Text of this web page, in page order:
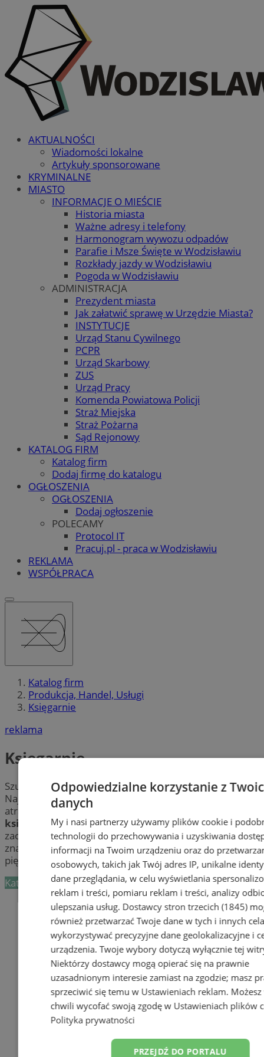
AKTUALNOŚCI
Wiadomości lokalne
Artykuły sponsorowane
KRYMINALNE
MIASTO
INFORMACJE O MIEŚCIE
Historia miasta
Ważne adresy i telefony
Harmonogram wywozu odpadów
Parafie i Msze Święte w Wodzisławiu
Rozkłady jazdy w Wodzisławiu
Pogoda w Wodzisławiu
ADMINISTRACJA
Prezydent miasta
Jak załatwić sprawę w Urzędzie Miasta?
INSTYTUCJE
Urząd Stanu Cywilnego
PCPR
Urząd Skarbowy
ZUS
Urząd Pracy
Komenda Powiatowa Policji
Straż Miejska
Straż Pożarna
Sąd Rejonowy
KATALOG FIRM
Katalog firm
Dodaj firmę do katalogu
OGŁOSZENIA
OGŁOSZENIA
Dodaj ogłoszenie
POLECAMY
Protocol IT
Pracuj.pl - praca w Wodzisławiu
REKLAMA
WSPÓŁPRACA
Katalog firm
Produkcja, Handel, Usługi
Księgarnie
reklama
Księgarnie
Szukasz taniejksięgarni? Jesteś molem książkowym?
Największy wybór bestsellerowych pozycji w
atrakcyjnych cenach znajdziesz w wybranych
księgarniach w Wodzisławiu. Poznaj najlepiej
zaopatrzoneksięgarniew mieście Wodzisław, gdzie
znajdziesz najlepsze poradniki, słowniki i literaturę
piękną.
Kategoria nie zawiera żadnych prezentacji firm.
Dodaj firmę
Pozostałe firmy w kategorii
reklama
Tworzenie stron www -
Wodzisław Śląski
reklama
Odpowiedzialne korzystanie z
danych
My i nasi partnerzy używamy plików cookie i
technologii do przechowywania i uzyskiwania
informacji na Twoim urządzeniu oraz do
osobowych, takich jak Twój adres IP, unikalne
dane przeglądania, w celu wyświetlania
reklam i treści, pomiaru reklam i treści, analizy
ulepszania usług. Dostawcy stron trzecich (1845)
również przetwarzać Twoje dane w tych i innych
wykorzystywać precyzyjne dane geolokalizacyjne i
urządzenia. Twoje wybory dotyczą wyłącznie tej
Niektórzy dostawcy mogą opierać się na prawnie
uzasadnionym interesie zamiast na zgodzie; masz
sprzeciwić się temu w Ustawieniach reklam.
chwili wycofać swoją zgodę w Ustawieniach plików
Polityka prywatności
PRZEJDŹ DO PORTALU